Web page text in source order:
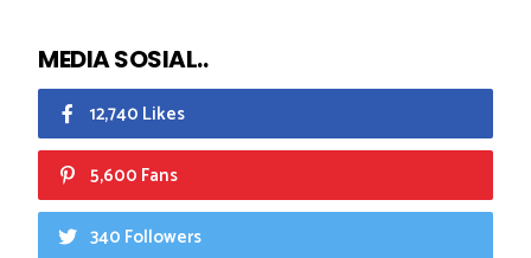
MEDIA SOSIAL..
12,740 Likes
5,600 Fans
340 Followers